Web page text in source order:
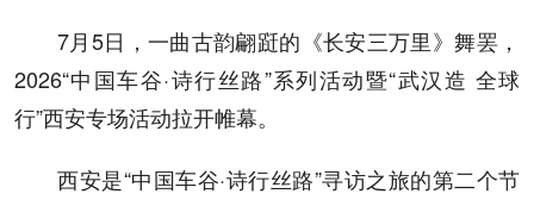
7月5日，一曲古韵翩跹的《长安三万里》舞罢，
2026“中国车谷·诗行丝路”系列活动暨“武汉造 全球
行”西安专场活动拉开帷幕。
西安是“中国车谷·诗行丝路”寻访之旅的第二个节